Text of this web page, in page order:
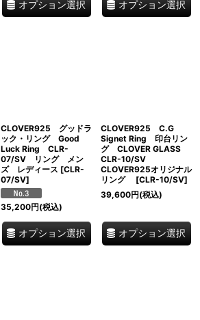
オプション選択 オプション選択
CLOVER925 グッドラ
ック・リング Good
Luck Ring CLR-
07/SV リング メン
ズ レディース [CLR-
07/SV]
35,200円(税込)
オプション選択
CLOVER925 C.G
Signet Ring 印台リン
グ CLOVER GLASS
CLR-10/SV
CLOVER925オリジナル
リング
[CLR-10/SV]
39,600円(税込)
オプション選択